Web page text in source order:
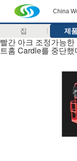
China
집 제
빨간 아크 조정가능
트홈 Cardle를 중단했